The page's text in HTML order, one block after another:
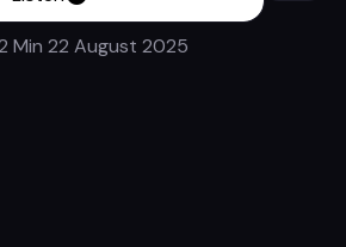
Min 22 August 2025